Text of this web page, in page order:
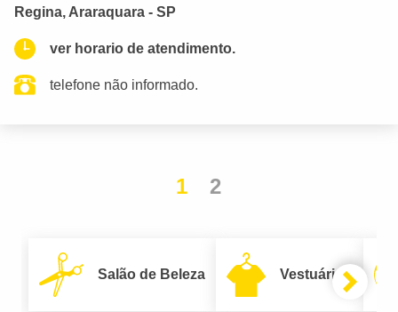
Regina, Araraquara - SP
ver horario de atendimento.
telefone não informado.
1 2
Salão de Beleza Vestuário